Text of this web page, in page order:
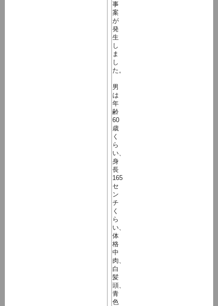
事
案
が
発
生
し
ま
し
た。
男
は
年
齢
60
歳
く
ら
い、
身
長
165
セ
ン
チ
く
ら
い、
体
格
中
肉、
白
髪
頭、
青
色